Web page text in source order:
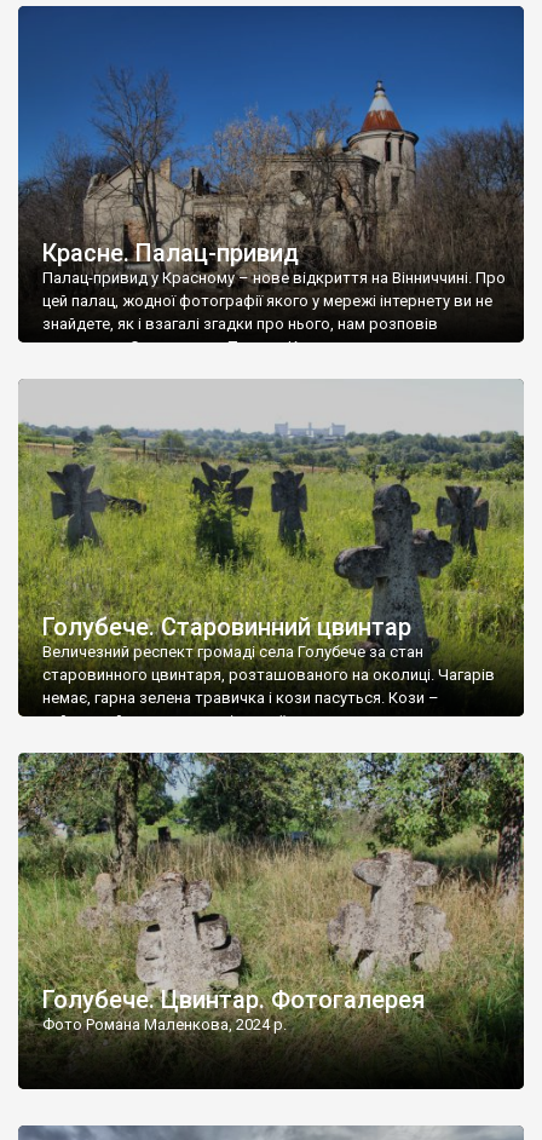
Красне. Палац-привид
Палац-привид у Красному – нове відкриття на Вінниччині. Про
цей палац, жодної фотографії якого у мережі інтернету ви не
знайдете, як і взагалі згадки про нього, нам розповів
мешканець Самгородка. Палац у Красному вразив не лише
Голубече. Старовинний цвинтар
Величезний респект громаді села Голубече за стан
старовинного цвинтаря, розташованого на околиці. Чагарів
немає, гарна зелена травичка і кози пасуться. Кози –
найкращий регулятор шкідливої, для старих кладовищ,
бруньками, кози ті бруньки обгризають, бо то улюблений
делікатес. На цвинтарі у Голубечому ціла колекція
різноманітних форм хрестів. Село відносно невелике, […]
Голубече. Цвинтар. Фотогалерея
Фото Романа Маленкова, 2024 р.